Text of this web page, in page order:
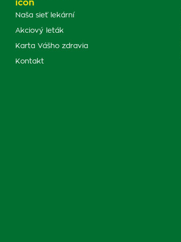
Naša sieť lekární
Akciový leták
Karta Vášho zdravia
Kontakt